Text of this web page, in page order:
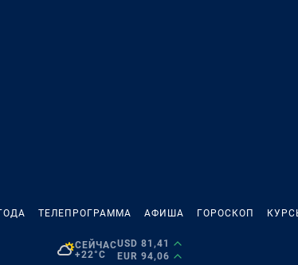
ТЕЛЕПРОГРАММА АФИША ГОРОСКОП
СЕЙЧАС
+22°C
USD 81,41
EUR 94,06